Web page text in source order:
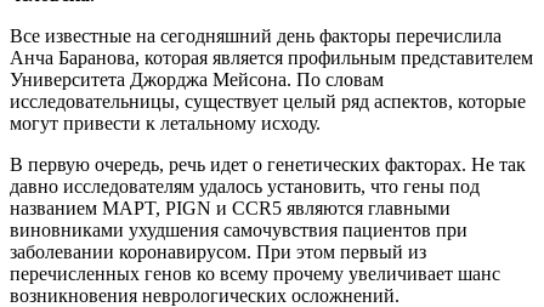
Все известные на сегодняшний день факторы перечислила
Анча Баранова, которая является профильным представителем
Университета Джорджа Мейсона. По словам
исследовательницы, существует целый ряд аспектов, которые
могут привести к летальному исходу.
В первую очередь, речь идет о генетических факторах. Не так
давно исследователям удалось установить, что гены под
названием MAPT, PIGN и CCR5 являются главными
виновниками ухудшения самочувствия пациентов при
заболевании коронавирусом. При этом первый из
перечисленных генов ко всему прочему увеличивает шанс
возникновения неврологических осложнений.